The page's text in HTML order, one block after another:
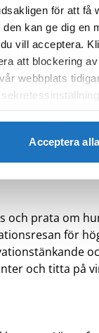
för att få
kan ge dig en
vill acceptera.
att blockering
webbplats
Acceptera
och prata om
för
och titta på